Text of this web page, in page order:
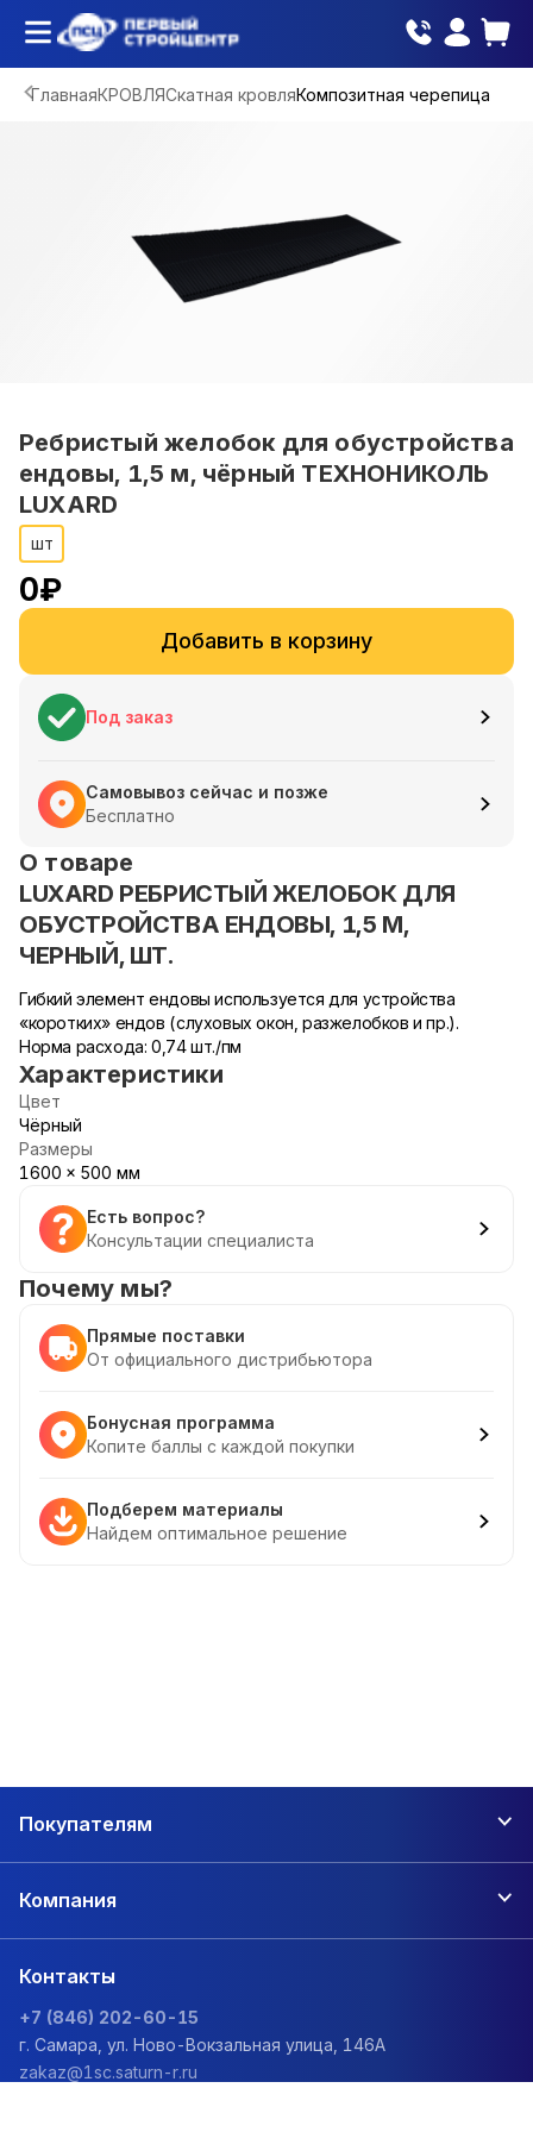
ГлавнаяКРОВЛЯСкатная кровляКомпозитная черепица
Ребристый желобок для обустройства
ендовы, 1,5 м, чёрный ТЕХНОНИКОЛЬ
LUXARD
шт
0₽
Добавить в корзину
Под заказ
Самовывоз сейчас и позже
Бесплатно
О товаре
LUXARD РЕБРИСТЫЙ ЖЕЛОБОК ДЛЯ
ОБУСТРОЙСТВА ЕНДОВЫ, 1,5 М,
ЧЕРНЫЙ, ШТ.
Гибкий элемент ендовы используется для устройства
«коротких» ендов (слуховых окон, разжелобков и пр.).
Норма расхода: 0,74 шт./пм
Характеристики
Цвет
Чёрный
Размеры
1600 × 500 мм
Есть вопрос?
Консультации специалиста
Почему мы?
Прямые поставки
От официального дистрибьютора
Бонусная программа
Копите баллы с каждой покупки
Подберем материалы
Найдем оптимальное решение
Покупателям
Компания
Контакты
+7 (846) 202-60-15
г. Самара, ул. Ново-Вокзальная улица, 146А
zakaz@1sc.saturn-r.ru